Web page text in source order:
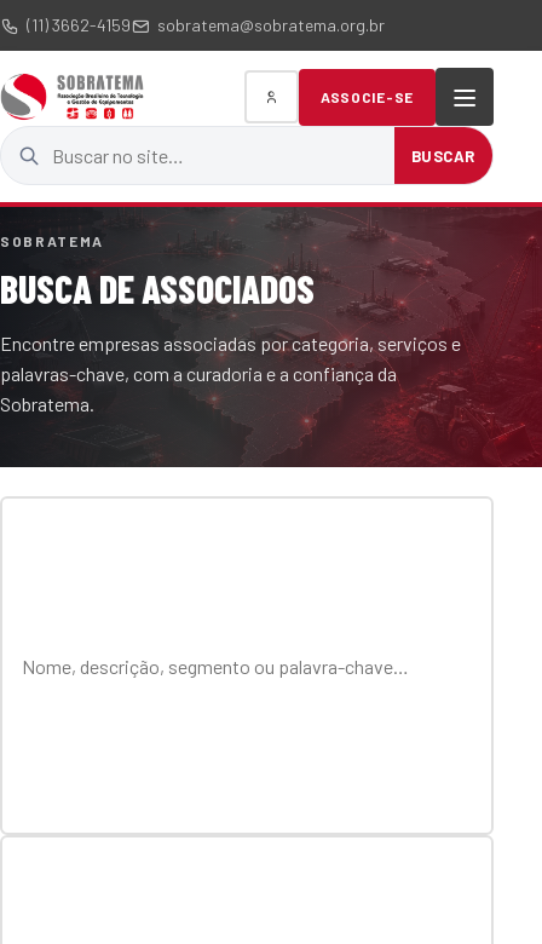
(11) 3662-4159 sobratema@sobratema.org.br
Buscar no site
BUSCAR
ASSOCIE-SE
SOBRATEMA
BUSCA DE ASSOCIADOS
Encontre empresas associadas por categoria, serviços e
palavras-chave, com a curadoria e a confiança da
Sobratema.